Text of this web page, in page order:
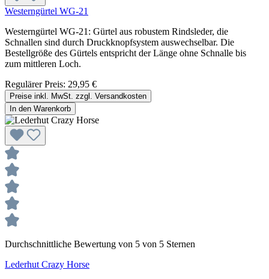
Westerngürtel WG-21
Westerngürtel WG-21: Gürtel aus robustem Rindsleder, die
Schnallen sind durch Druckknopfsystem auswechselbar. Die
Bestellgröße des Gürtels entspricht der Länge ohne Schnalle bis
zum mittleren Loch.
Regulärer Preis: 29,95 €
Preise inkl. MwSt. zzgl. Versandkosten
In den Warenkorb
Durchschnittliche Bewertung von 5 von 5 Sternen
Lederhut Crazy Horse